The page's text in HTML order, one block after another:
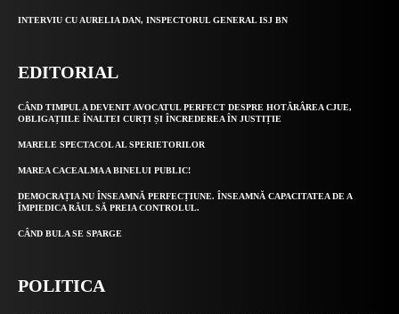
INTERVIU CU AURELIA DAN, INSPECTORUL GENERAL ISJ BN
EDITORIAL
CÂND TIMPUL A DEVENIT AVOCATUL PERFECT DESPRE HOTĂRÂREA CJUE,
OBLIGAȚIILE ÎNALTEI CURȚI ȘI ÎNCREDEREA ÎN JUSTIȚIE
MARELE SPECTACOL AL SPERIETORILOR
MAREA CACEALMA A BINELUI PUBLIC!
DEMOCRAȚIA NU ÎNSEAMNĂ PERFECȚIUNE. ÎNSEAMNĂ CAPACITATEA DE A
ÎMPIEDICA RĂUL SĂ PREIA CONTROLUL.
CÂND BULA SE SPARGE
POLITICA